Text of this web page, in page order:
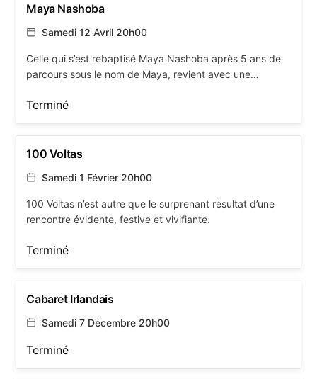
Maya Nashoba
Samedi 12 Avril 20h00
Celle qui s’est rebaptisé Maya Nashoba après 5 ans de
parcours sous le nom de Maya, revient avec une
français cette fois … L’aventure artistique démarre en
mêle la langue natale de sa maman avec le français.
Terminé
100 Voltas
Samedi 1 Février 20h00
100 Voltas n’est autre que le surprenant résultat d’une
rencontre évidente, festive et vivifiante.
Terminé
Cabaret Irlandais
Samedi 7 Décembre 20h00
Terminé